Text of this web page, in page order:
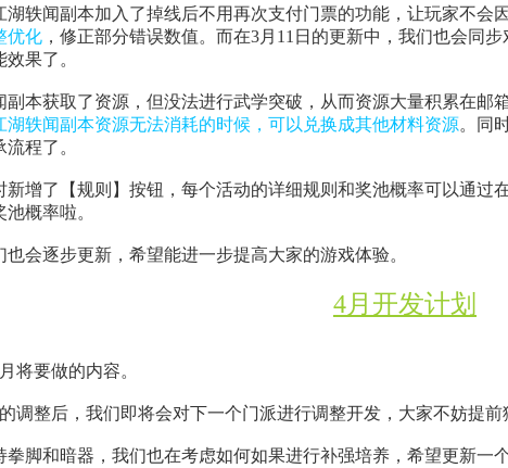
轶闻副本加入了掉线后不用再次支付门票的功能，让玩家不会
优化 ，修正部分错误数值。而在3月11日的更新中，我们也会同
果了。
本获取了资源，但没法进行武学突破，从而资源大量积累在邮
湖轶闻副本资源无法消耗的时候，可以兑换成其他材料资源。同
程了。
增了【规则】按钮，每个活动的详细规则和奖池概率可以通过
概率啦。
会逐步更新，希望能进一步提高大家的游戏体验。
4月开发计划
将要做的内容。
调整后，我们即将会对下一个门派进行调整开发，大家不妨提
脚和暗器，我们也在考虑如何如果进行补强培养，希望更新一